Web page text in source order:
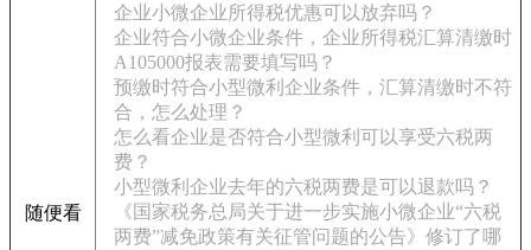
随便看
企业小微企业所得税优惠可以放弃吗？
企业符合小微企业条件，企业所得税汇算清缴时
A105000报表需要填写吗？
预缴时符合小型微利企业条件，汇算清缴时不符
合，怎么处理？
怎么看企业是否符合小型微利可以享受六税两
费？
小型微利企业去年的六税两费是可以退款吗？
《国家税务总局关于进一步实施小微企业“六税
两费”减免政策有关征管问题的公告》修订了哪